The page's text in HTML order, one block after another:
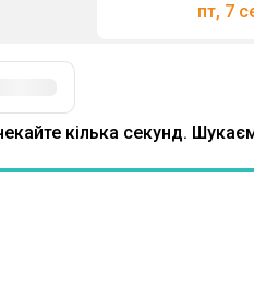
пт, 7
кілька секунд.